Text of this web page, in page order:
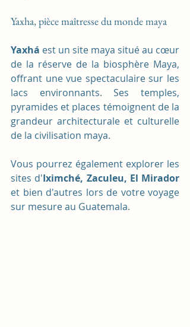
Yaxha, pièce maîtresse du monde maya
Yaxhá est un site maya situé au cœur
de la réserve de la biosphère Maya,
offrant une vue spectaculaire sur les
lacs environnants. Ses temples,
pyramides et places témoignent de la
grandeur architecturale et culturelle
de la civilisation maya.
Vous pourrez également explorer les
sites d'Iximché, Zaculeu, El Mirador
et bien d'autres lors de votre voyage
sur mesure au Guatemala.